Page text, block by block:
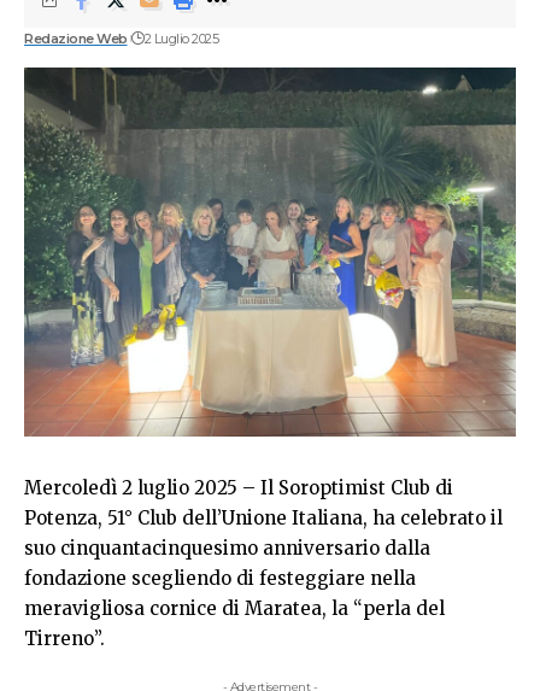
Redazione Web 2 Luglio 2025
Mercoledì 2 luglio 2025 – Il Soroptimist Club di
Potenza, 51° Club dell’Unione Italiana, ha celebrato il
suo cinquantacinquesimo anniversario dalla
fondazione scegliendo di festeggiare nella
meravigliosa cornice di Maratea, la “perla del
Tirreno”.
- Advertisement -